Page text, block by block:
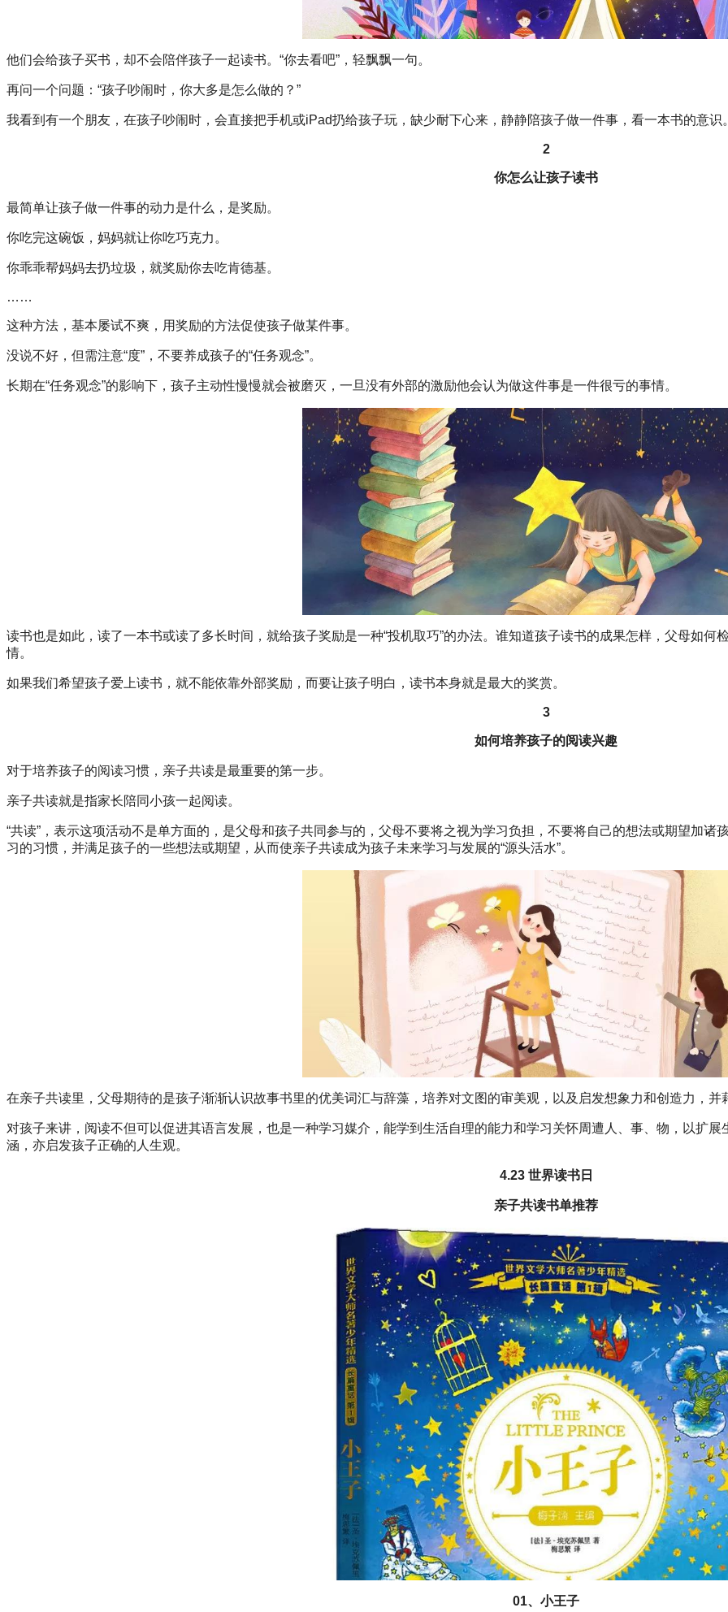
他们会给孩子买书，却不会陪伴孩子一起读书。“你去看吧”，轻飘飘一句。
再问一个问题：“孩子吵闹时，你大多是怎么做的？”
我看到有一个朋友，在孩子吵闹时，会直接把手机或iPad扔给孩子玩，缺少耐下心来，静静陪孩子做一件事，看一本书的意识
2
你怎么让孩子读书
最简单让孩子做一件事的动力是什么，是奖励。
你吃完这碗饭，妈妈就让你吃巧克力。
你乖乖帮妈妈去扔垃圾，就奖励你去吃肯德基。
……
这种方法，基本屡试不爽，用奖励的方法促使孩子做某件事。
没说不好，但需注意“度”，不要养成孩子的“任务观念”。
长期在“任务观念”的影响下，孩子主动性慢慢就会被磨灭，一旦没有外部的激励他会认为做这件事是一件很亏的事情。
读书也是如此，读了一本书或读了多长时间，就给孩子奖励是一种“投机取巧”的办法。谁知道孩子读书的成果怎样，父母如
情。
如果我们希望孩子爱上读书，就不能依靠外部奖励，而要让孩子明白，读书本身就是最大的奖赏。
3
如何培养孩子的阅读兴趣
对于培养孩子的阅读习惯，亲子共读是最重要的第一步。
亲子共读就是指家长陪同小孩一起阅读。
“共读”，表示这项活动不是单方面的，是父母和孩子共同参与的，父母不要将之视为学习负担，不要将自己的想法或期望加
习的习惯，并满足孩子的一些想法或期望，从而使亲子共读成为孩子未来学习与发展的“源头活水”。
在亲子共读里，父母期待的是孩子渐渐认识故事书里的优美词汇与辞藻，培养对文图的审美观，以及启发想象力和创造力，
对孩子来讲，阅读不但可以促进其语言发展，也是一种学习媒介，能学到生活自理的能力和学习关怀周遭人、事、物，以扩
涵，亦启发孩子正确的人生观。
4.23 世界读书日
亲子共读书单推荐
01、小王子